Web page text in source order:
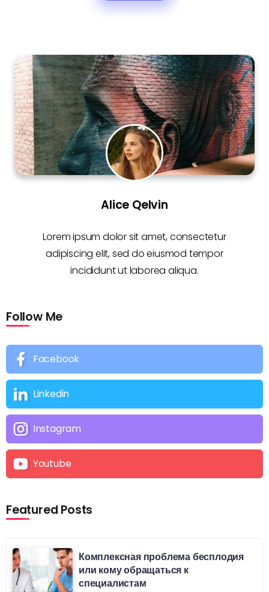
Alice Qelvin
Lorem ipsum dolor sit amet, consectetur
adipiscing elit, sed do eiusmod tempor
incididunt ut laborea aliqua.
Follow Me
Facebook
Linkedin
Instagram
Youtube
Featured Posts
Комплексная проблема бесплодия
или кому обращаться к
специалистам